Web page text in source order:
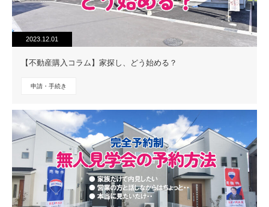
2023.12.01
【不動産購入コラム】家探し、どう始める？
申請・手続き